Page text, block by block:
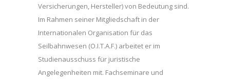
Versicherungen, Hersteller) von Bedeutung sind.
Im Rahmen seiner Mitgliedschaft in der
Internationalen Organisation für das
Seilbahnwesen (O.I.T.A.F.) arbeitet er im
Studienausschuss für juristische
Angelegenheiten mit. Fachseminare und